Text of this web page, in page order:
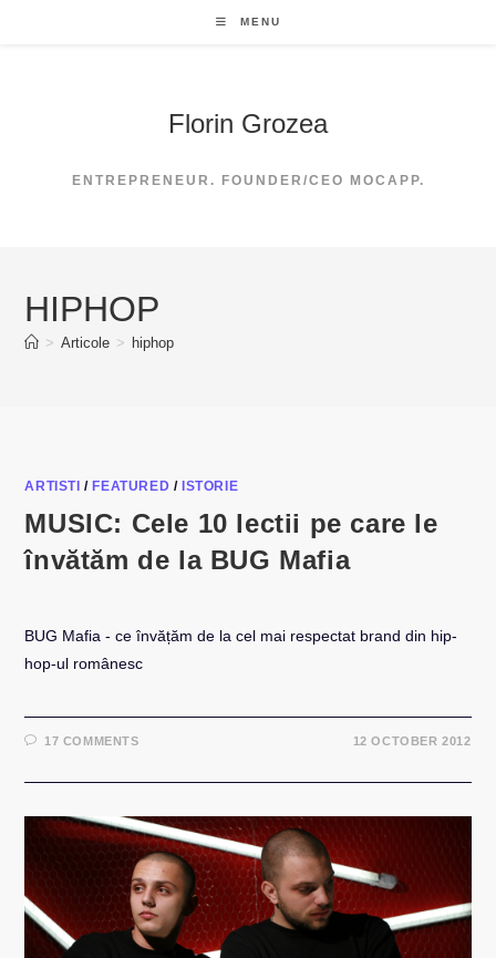
MENU
Florin Grozea
ENTREPRENEUR. FOUNDER/CEO MOCAPP.
HIPHOP
> Articole > hiphop
ARTISTI / FEATURED / ISTORIE
MUSIC: Cele 10 lectii pe care le
învătăm de la BUG Mafia
BUG Mafia - ce învățăm de la cel mai respectat brand din hip-
hop-ul românesc
17 COMMENTS 12 OCTOBER 2012